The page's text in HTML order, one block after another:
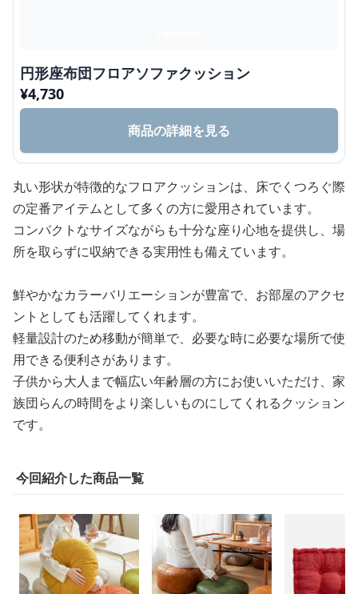
円形座布団フロアソファクッション
¥4,730
商品の詳細を見る
丸い形状が特徴的なフロアクッションは、床でくつろぐ際
の定番アイテムとして多くの方に愛用されています。
コンパクトなサイズながらも十分な座り心地を提供し、場
所を取らずに収納できる実用性も備えています。
鮮やかなカラーバリエーションが豊富で、お部屋のアクセ
ントとしても活躍してくれます。
軽量設計のため移動が簡単で、必要な時に必要な場所で使
用できる便利さがあります。
子供から大人まで幅広い年齢層の方にお使いいただけ、家
族団らんの時間をより楽しいものにしてくれるクッション
です。
今回紹介した商品一覧